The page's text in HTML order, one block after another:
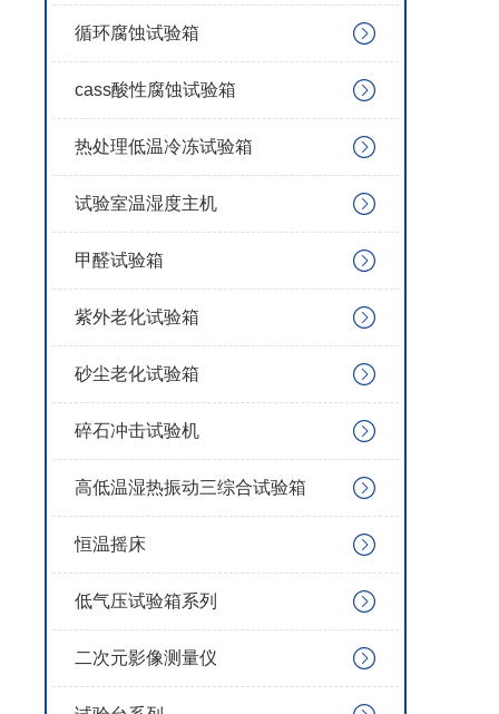
循环腐蚀试验箱
cass酸性腐蚀试验箱
热处理低温冷冻试验箱
试验室温湿度主机
甲醛试验箱
紫外老化试验箱
砂尘老化试验箱
碎石冲击试验机
高低温湿热振动三综合试验箱
恒温摇床
低气压试验箱系列
二次元影像测量仪